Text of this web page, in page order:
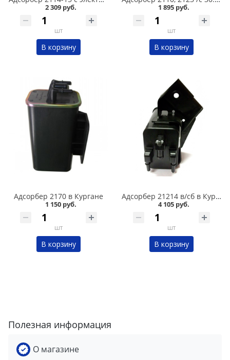
2 309 руб.
шт
В корзину
1 895 руб.
шт
В корзину
Адсорбер 2170 в Кургане
1 150 руб.
шт
В корзину
Адсорбер 21214 в/сб в Кургане
4 105 руб.
шт
В корзину
Полезная информация
О магазине